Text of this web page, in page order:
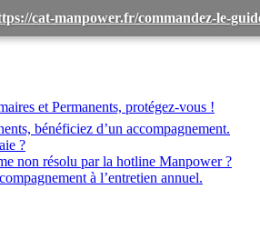
et Permanents, protégez-vous !
bénéficiez d’un accompagnement.
?
non résolu par la hotline Manpower ?
à l’entretien annuel.
cat-manpower.fr/commandez-le-